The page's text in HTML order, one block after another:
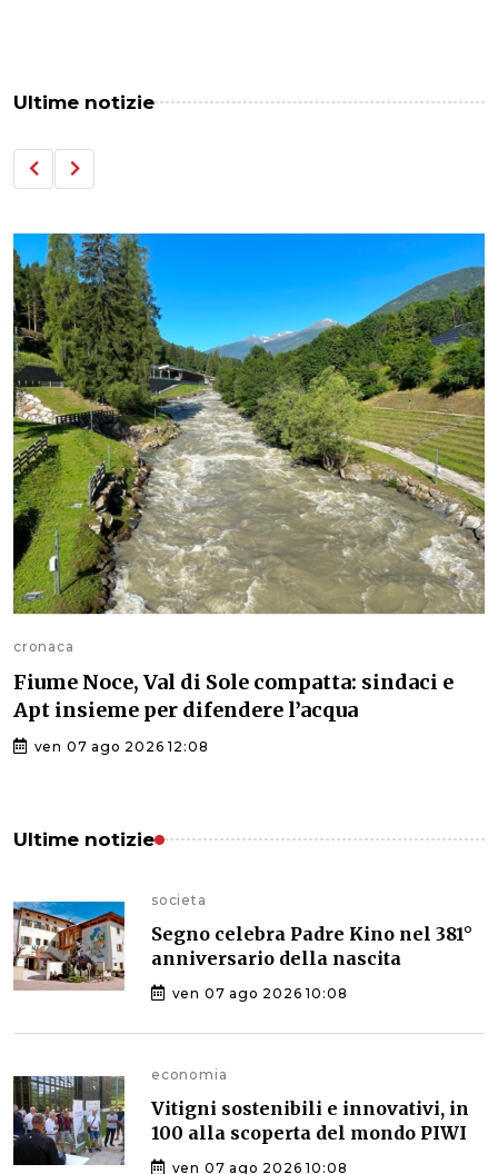
Ultime notizie
cronaca
Fiume Noce, Val di Sole compatta: sindaci e
Apt insieme per difendere l’acqua
ven 07 ago 2026 12:08
Ultime notizie
societa
Segno celebra Padre Kino nel 381°
anniversario della nascita
ven 07 ago 2026 10:08
economia
Vitigni sostenibili e innovativi, in
100 alla scoperta del mondo PIWI
ven 07 ago 2026 10:08